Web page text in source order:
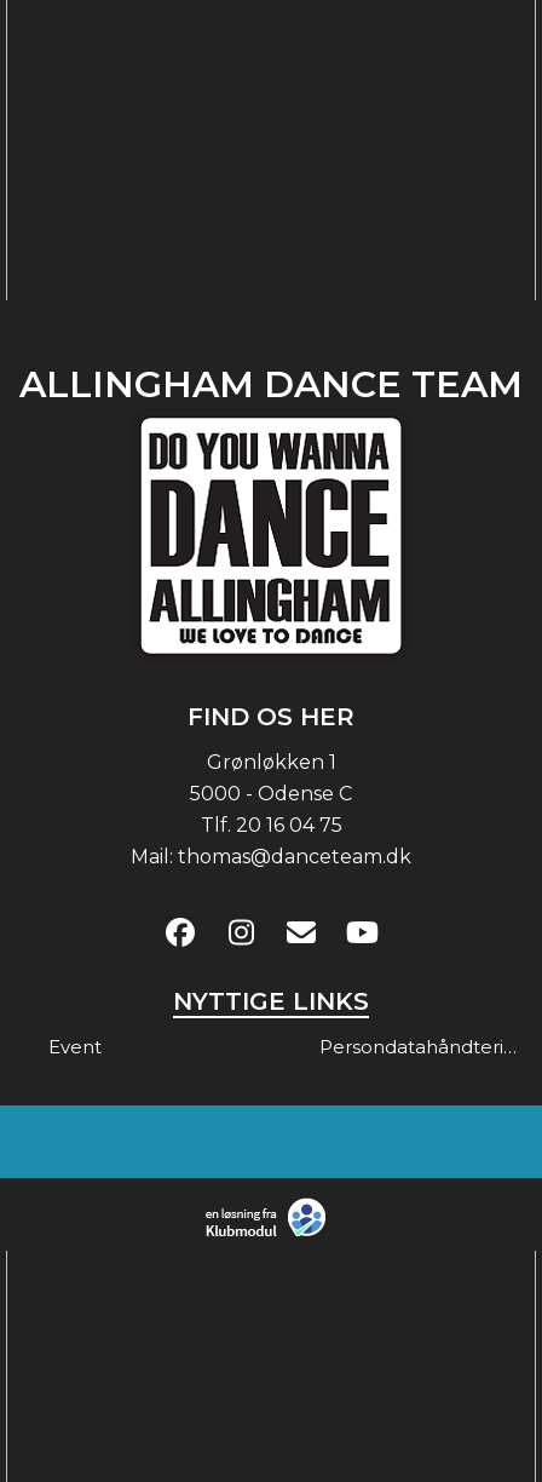
ALLINGHAM DANCE TEAM
FIND OS HER
Grønløkken 1
5000 - Odense C
Tlf. 20 16 04 75
Mail: thomas@danceteam.dk
NYTTIGE LINKS
Event Persondatahåndtering & Gdpr